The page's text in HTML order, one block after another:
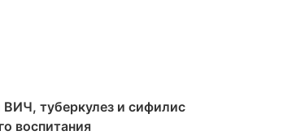
туберкулез и сифилис
воспитания